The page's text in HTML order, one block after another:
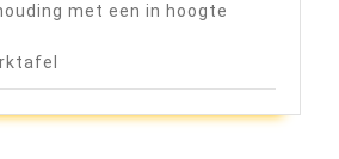
met een in hoogte